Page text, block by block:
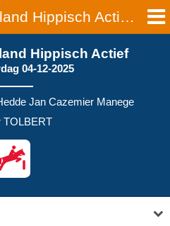
St. Noord Nederland Hippisch Actief | TOLBERT
Hippisch Actief
04-12-2025
Jan Cazemier Manege
TOLBERT